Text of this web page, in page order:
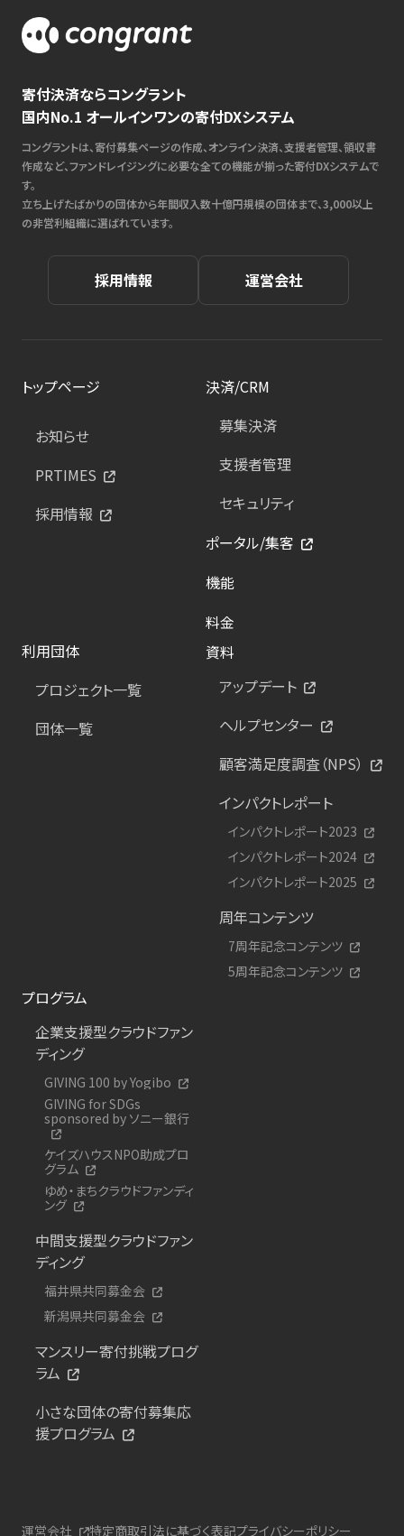
寄付決済ならコングラント
国内No.1 オールインワンの寄付DXシステム
コングラントは、寄付募集ページの作成、オンライン決済、支援者管理、領収書
作成など、ファンドレイジングに必要な全ての機能が揃った寄付DXシステムで
す。
立ち上げたばかりの団体から年間収入数十億円規模の団体まで、3,000以上
の非営利組織に選ばれています。
採用情報 運営会社
トップページ
お知らせ
PRTIMES
採用情報
決済/CRM
募集決済
支援者管理
セキュリティ
ポータル/集客
機能
料金
利用団体
プロジェクト一覧
団体一覧
資料
アップデート
ヘルプセンター
顧客満足度調査（NPS）
インパクトレポート
インパクトレポート2023
インパクトレポート2024
インパクトレポート2025
周年コンテンツ
7周年記念コンテンツ
5周年記念コンテンツ
プログラム
企業支援型クラウドファン
ディング
GIVING 100 by Yogibo
GIVING for SDGs
sponsored by ソニー銀行
ケイズハウスNPO助成プロ
グラム
ゆめ・まちクラウドファンディ
ング
中間支援型クラウドファン
ディング
福井県共同募金会
新潟県共同募金会
マンスリー寄付挑戦プログ
ラム
小さな団体の寄付募集応
援プログラム
運営会社 特定商取引法に基づく表記プライバシーポリシー